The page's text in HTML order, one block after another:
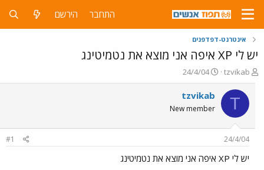
התחבר הירשם
אינטרנט-דפדפנים
יש לי XP איפה אני מוצא את נטמיטינג
פ
ו
ת
ח
ה
ש
א
tzvikab
פ
ו
ר
ם
ר
24/4/04
T
tzvikab
New member
24/4/04
#1
יש לי XP איפה אני מוצא את נטמיטינג